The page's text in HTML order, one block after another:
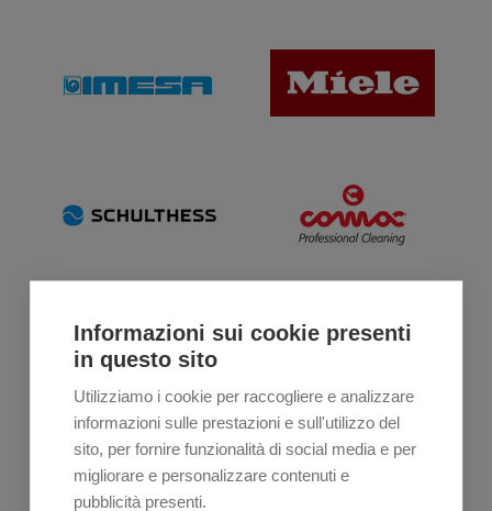
Informazioni sui cookie presenti
in questo sito
Utilizziamo i cookie per raccogliere e analizzare
informazioni sulle prestazioni e sull'utilizzo del
sito, per fornire funzionalità di social media e per
migliorare e personalizzare contenuti e
pubblicità presenti.